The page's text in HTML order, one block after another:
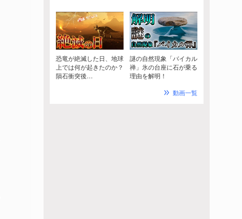
恐竜が絶滅した日、地球
上では何が起きたのか？
隕石衝突後…
謎の自然現象「バイカル
禅」氷の台座に石が乗る
理由を解明！
動画一覧